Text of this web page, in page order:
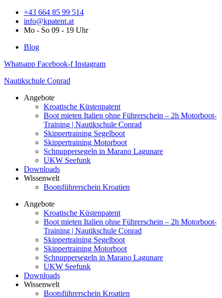
Zum
Inhalt
springen
+43 664 85 99 514
info@kpatent.at
Mo - So 09 - 19 Uhr
Blog
Whatsapp Facebook-f Instagram
Nautikschule Conrad
Angebote
Kroatische Küstenpatent
Boot mieten Italien ohne Führerschein – 2h Motorboot-
Training | Nautikschule Conrad
Skippertraining Segelboot
Skippertraining Motorboot
Schnuppersegeln in Marano Lagunare
UKW Seefunk
Downloads
Wissenwelt
Bootsführerschein Kroatien
Angebote
Kroatische Küstenpatent
Boot mieten Italien ohne Führerschein – 2h Motorboot-
Training | Nautikschule Conrad
Skippertraining Segelboot
Skippertraining Motorboot
Schnuppersegeln in Marano Lagunare
UKW Seefunk
Downloads
Wissenwelt
Bootsführerschein Kroatien